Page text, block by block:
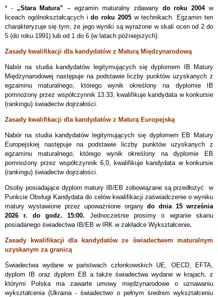
* - „Stara Matura” – egzamin maturalny zdawany do roku 2004w
liceach ogólnokształcących ido roku 2005w technikach. Egzamin ten
charakteryzuje się tym, że jego wyniki są wyrażone w skali ocen od 2 do
5 (do roku 1991) lub od 1 do 6 (w latach późniejszych).
Zasady kwalifikacji dla kandydatów z Maturą Międzynarodową
Nabór na studia kandydatów legitymujących się dyplomem IB Matury
Międzynarodowej następuje na podstawie liczby punktów uzyskanych z
egzaminu maturalnego, którego wynik określony na dyplomie IB
pomnożony przez współczynnik 13.33, kwalifikuje kandydata w konkursie
(rankingu) świadectw dojrzałości.
Zasady kwalifikacji dla kandydatów z Maturą Europejską
Nabór na studia kandydatów legitymujących się dyplomem EB Matury
Europejskiej następuje na podstawie liczby punktów uzyskanych z
egzaminu maturalnego, którego wynik określony na dyplomie EB
pomnożony przez współczynnik 6,0, kwalifikuje kandydata w konkursie
(rankingu) świadectw dojrzałości.
Osoby posiadające dyplom matury IB/EB zobowiązane są przedłożyć w
Punkcie Obsługi Kandydata do celów kwalifikacji zaświadczenie o wyniku
matury wystawione przez upoważnione organydo dnia 15 września
2026 r. do godz. 15:00. Jednocześnieprosimy o wgranie skanu
posiadanego świadectwa IB/EB w IRK w zakładce Wykształcenie.
Zasady kwalifikacji dla kandydatów ze świadectwem maturalnym
uzyskanym za granicą
Świadectwa wydane w państwach członkowskich UE, OECD, EFTA,
dyplom IB oraz dyplom EB a także świadectwa wydane w krajach, z
którymi Polska ma zawarte umowy międzynarodowe o uznawaniu
wykształcenia (Ukraina - świadectwo o pełnym średnim wykształceniu